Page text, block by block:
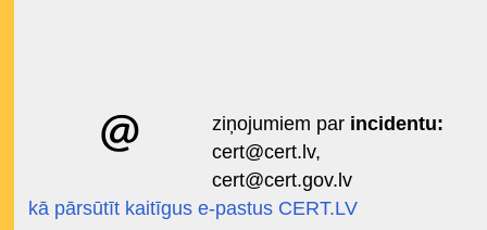
ziņojumiem parincidentu:
cert@cert.lv,
cert@cert.gov.lv
kā pārsūtīt kaitīgus e-pastus CERT.LV